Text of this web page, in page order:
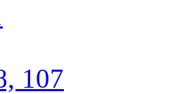
107